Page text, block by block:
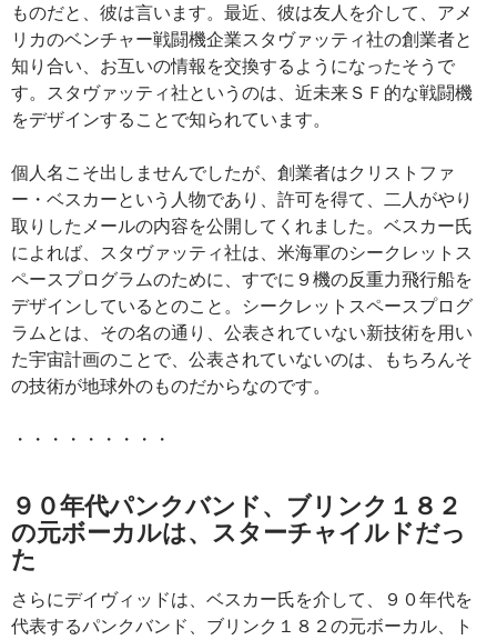
ものだと、彼は言います。最近、彼は友人を介して、アメ
リカのベンチャー戦闘機企業スタヴァッティ社の創業者と
知り合い、お互いの情報を交換するようになったそうで
す。スタヴァッティ社というのは、近未来ＳＦ的な戦闘機
をデザインすることで知られています。
個人名こそ出しませんでしたが、創業者はクリストファ
ー・ベスカーという人物であり、許可を得て、二人がやり
取りしたメールの内容を公開してくれました。ベスカー氏
によれば、スタヴァッティ社は、米海軍のシークレットス
ペースプログラムのために、すでに９機の反重力飛行船を
デザインしているとのこと。シークレットスペースプログ
ラムとは、その名の通り、公表されていない新技術を用い
た宇宙計画のことで、公表されていないのは、もちろんそ
の技術が地球外のものだからなのです。
・・・・・・・・・
９０年代パンクバンド、ブリンク１８２
の元ボーカルは、スターチャイルドだっ
た
さらにデイヴィッドは、ベスカー氏を介して、９０年代を
代表するパンクバンド、ブリンク１８２の元ボーカル、ト